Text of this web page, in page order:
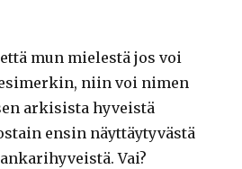
mun mielestä jos voi
niin voi nimen
arkisista hyveistä
ensin näyttäytyvästä
Vai?